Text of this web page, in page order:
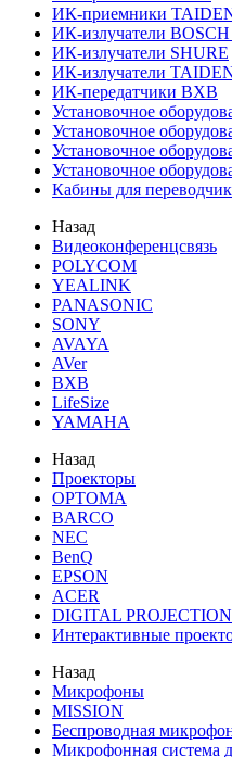
ИК-приемники
ИК-излучатели BOSCH
ИК-излучатели SHURE
ИК-излучатели
ИК-передатчики BXB
Установочное
Установочное
Установочное
Установочное
Кабины для
Назад
Видеоконференцсвязь
POLYCOM
YEALINK
PANASONIC
SONY
AVAYA
AVer
BXB
LifeSize
YAMAHA
Назад
Проекторы
OPTOMA
BARCO
NEC
BenQ
EPSON
ACER
DIGITAL PROJECTION
Интерактивные
Назад
Микрофоны
MISSION
Беспроводная
Микрофонная система